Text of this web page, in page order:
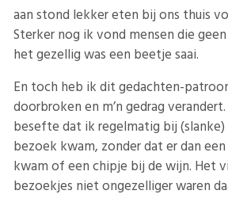
aan stond lekker eten bij ons thuis
Sterker nog ik vond mensen die
het gezellig was een beetje saai.
En toch heb ik dit gedachten-
doorbroken en m’n gedrag
besefte dat ik regelmatig bij
bezoek kwam, zonder dat er dan
kwam of een chipje bij de wijn. Het
bezoekjes niet ongezelliger waren